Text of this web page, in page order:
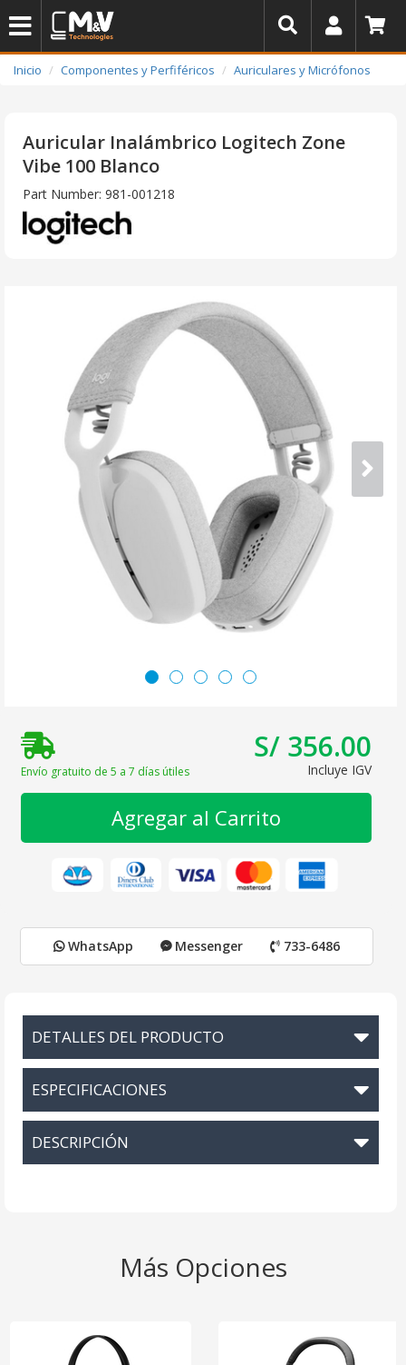
Inicio Componentes y Perfiféricos Auriculares y Micrófonos
Auricular Inalámbrico Logitech Zone
Vibe 100 Blanco
Part Number: 981-001218
Envío gratuito de 5 a 7 días útiles
S/ 356.00
Incluye IGV
Agregar al Carrito
WhatsApp Messenger 733-6486
DETALLES DEL PRODUCTO
ESPECIFICACIONES
DESCRIPCIÓN
Más Opciones